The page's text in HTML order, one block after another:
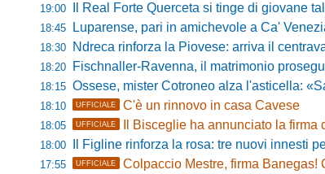
19:00 Il Real Forte Querceta si tinge di giovane talento:
18:45 Luparense, pari in amichevole a Ca' Venezia: 1-1 nel test
18:30 Ndreca rinforza la Piovese: arriva il centravanti
18:20 Fischnaller-Ravenna, il matrimonio prosegue: ufficiale
18:15 Ossese, mister Cotroneo alza l'asticella: «Salvezza? Non mi pongo limiti,
18:10 UFFICIALE C'è un rinnovo in casa Cavese
18:05 UFFICIALE Il Bisceglie ha annunciato la firma
18:00 Il Figline rinforza la rosa: tre nuovi innesti
17:55 UFFICIALE Colpaccio Mestre, firma Banegas!